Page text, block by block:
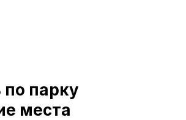
по парку
места